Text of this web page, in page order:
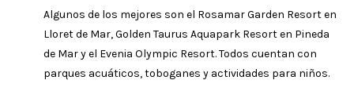
Algunos de los mejores son el Rosamar Garden Resort en
Lloret de Mar, Golden Taurus Aquapark Resort en Pineda
de Mar y el Evenia Olympic Resort. Todos cuentan con
parques acuáticos, toboganes y actividades para niños.